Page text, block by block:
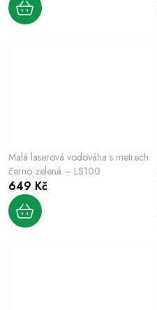
Malá laserová vodováha s metrech
černo-zelená – LS100
649 Kč